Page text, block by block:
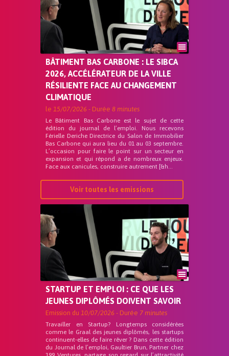
BÂTIMENT BAS CARBONE : LE SIBCA
2026, ACCÉLÉRATEUR DE LA VILLE
RÉSILIENTE FACE AU CHANGEMENT
CLIMATIQUE
le 15/07/2026 - Durée 8 minutes
Le Bâtiment Bas Carbone est le sujet de cette
édition du journal de l’emploi. Nous recevons
Férielle Deriche Directrice du Salon de Immobilier
Bas Carbone qui aura lieu du 01 au 03 septembre.
L’occasion pour faire le point sur un secteur en
expansion et qui répond a de nombreux enjeux.
Face aux canicules, construire autrement [&h...
Voir toutes les emissions
STARTUP ET EMPLOI : CE QUE LES
JEUNES DIPLÔMÉS DOIVENT SAVOIR
Emission du 10/07/2026 - Durée 7 minutes
Travailler en Startup? Longtemps considérées
comme le Graal des jeunes diplômés, les startups
continuent-elles de faire rêver ? Dans cette édition
du Journal de l’emploi, Gaultier Brun, Partner chez